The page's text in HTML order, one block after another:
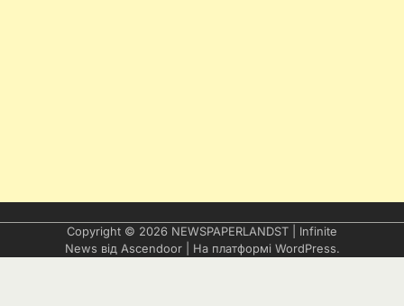
Copyright © 2026 NEWSPAPERLANDST | Infinite
News від Ascendoor| На платформі WordPress.